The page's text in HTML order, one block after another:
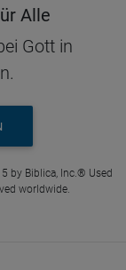
Alle
Gott in
by Biblica, Inc.® Used
worldwide.